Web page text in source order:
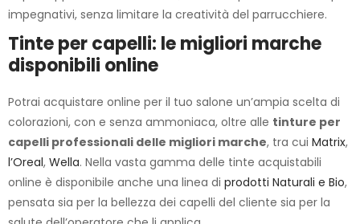
impegnativi, senza limitare la creatività del parrucchiere.
Tinte per capelli: le migliori marche
disponibili online
Potrai acquistare online per il tuo salone un’ampia scelta di
colorazioni, con e senza ammoniaca, oltre alle tinture per
capelli professionali delle migliori marche, tra cui Matrix,
l’Oreal, Wella. Nella vasta gamma delle tinte acquistabili
online è disponibile anche una linea di prodotti Naturali e Bio,
pensata sia per la bellezza dei capelli del cliente sia per la